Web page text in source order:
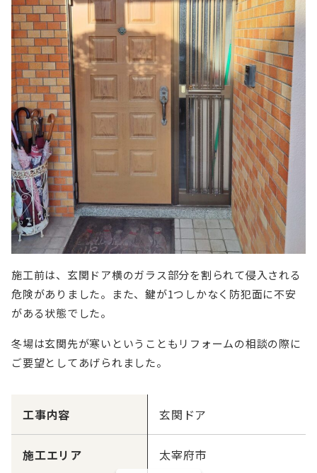
施工前は、玄関ドア横のガラス部分を割られて侵入される
危険がありました。また、鍵が1つしかなく防犯面に不安
がある状態でした。
冬場は玄関先が寒いということもリフォームの相談の際に
ご要望としてあげられました。
工事内容 玄関ドア
施工エリア 太宰府市